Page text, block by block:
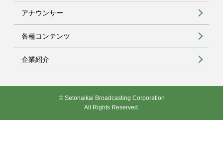
アナウンサー
各種コンテンツ
企業紹介
© Setonaikai Broadcasting Corporation
All Rights Reserved.